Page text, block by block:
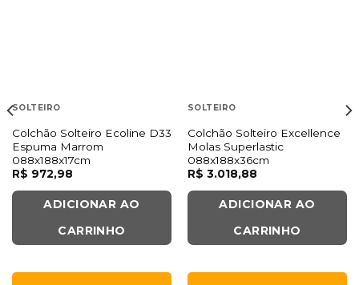
SOLTEIRO
Colchão Solteiro Ecoline D33
Espuma Marrom
088x188x17cm
R$ 972,98
ADICIONAR AO
CARRINHO
SOLTEIRO
Colchão Solteiro Excellence
Molas Superlastic
088x188x36cm
R$ 3.018,88
ADICIONAR AO
CARRINHO